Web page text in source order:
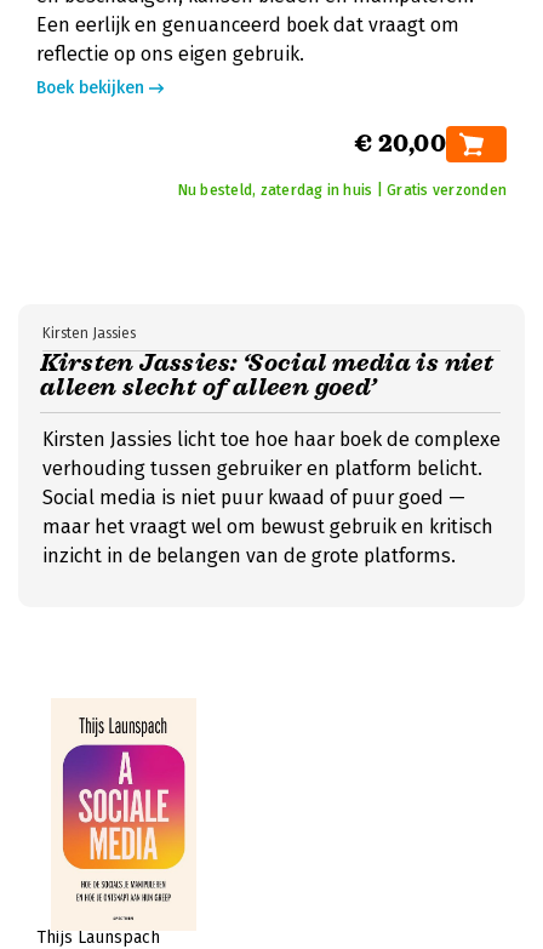
Een eerlijk en genuanceerd boek dat vraagt om
reflectie op ons eigen gebruik.
Boek bekijken
€ 20,00
Nu besteld, zaterdag in huis | Gratis verzonden
Kirsten Jassies: ‘Social media is niet
alleen slecht of alleen goed’
Kirsten Jassies
Kirsten Jassies licht toe hoe haar boek de complexe
verhouding tussen gebruiker en platform belicht.
Social media is niet puur kwaad of puur goed —
maar het vraagt wel om bewust gebruik en kritisch
inzicht in de belangen van de grote platforms.
Thijs Launspach